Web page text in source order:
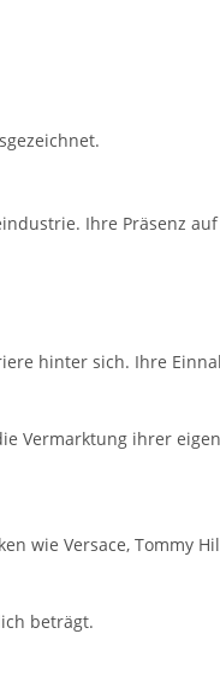
Ihre Präsenz
hinter sich. Ihre
Vermarktung ihrer
wie Versace, Tommy
beträgt.